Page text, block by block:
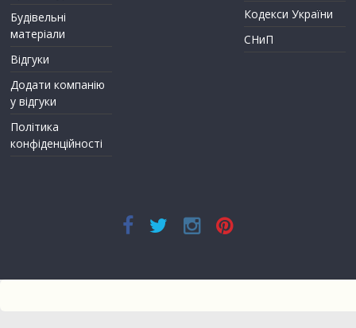
Будівельні
матеріали
Відгуки
Додати компанію
у відгуки
Політика
конфіденційності
Кодекси України
СНиП